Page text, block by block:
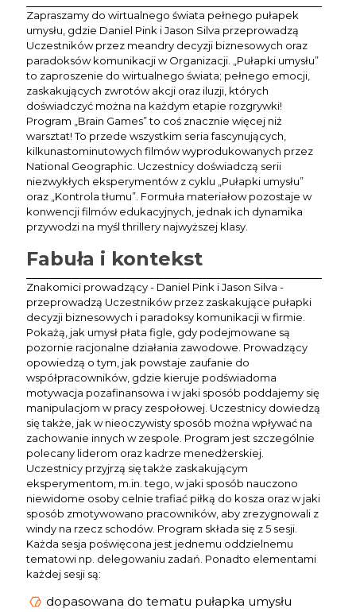
Zapraszamy do wirtualnego świata pełnego pułapek
umysłu, gdzie Daniel Pink i Jason Silva przeprowadzą
Uczestników przez meandry decyzji biznesowych oraz
paradoksów komunikacji w Organizacji. „Pułapki umysłu”
to zaproszenie do wirtualnego świata; pełnego emocji,
zaskakujących zwrotów akcji oraz iluzji, których
doświadczyć można na każdym etapie rozgrywki!
Program „Brain Games” to coś znacznie więcej niż
warsztat! To przede wszystkim seria fascynujących,
kilkunastominutowych filmów wyprodukowanych przez
National Geographic. Uczestnicy doświadczą serii
niezwykłych eksperymentów z cyklu „Pułapki umysłu”
oraz „Kontrola tłumu”. Formuła materiałow pozostaje w
konwencji filmów edukacyjnych, jednak ich dynamika
przywodzi na myśl thrillery najwyższej klasy.
Fabuła i kontekst
Znakomici prowadzący - Daniel Pink i Jason Silva -
przeprowadzą Uczestników przez zaskakujące pułapki
decyzji biznesowych i paradoksy komunikacji w firmie.
Pokażą, jak umysł płata figle, gdy podejmowane są
pozornie racjonalne działania zawodowe. Prowadzący
opowiedzą o tym, jak powstaje zaufanie do
współpracowników, gdzie kieruje podświadoma
motywacja pozafinansowa i w jaki sposób poddajemy się
manipulacjom w pracy zespołowej. Uczestnicy dowiedzą
się także, jak w nieoczywisty sposób można wpływać na
zachowanie innych w zespole. Program jest szczególnie
polecany liderom oraz kadrze menedżerskiej.
Uczestnicy przyjrzą się także zaskakującym
eksperymentom, m.in. tego, w jaki sposób nauczono
niewidome osoby celnie trafiać piłką do kosza oraz w jaki
sposób zmotywowano pracowników, aby zrezygnowali z
windy na rzecz schodów. Program składa się z 5 sesji.
Każda sesja poświęcona jest jednemu oddzielnemu
tematowi np. delegowaniu zadań. Ponadto elementami
każdej sesji są:
dopasowana do tematu pułapka umysłu